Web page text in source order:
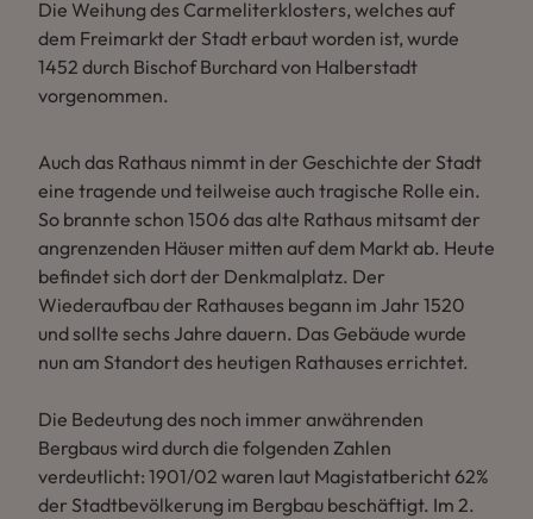
Die Weihung des Carmeliterklosters, welches auf
dem Freimarkt der Stadt erbaut worden ist, wurde
1452 durch Bischof Burchard von Halberstadt
vorgenommen.
Auch das Rathaus nimmt in der Geschichte der Stadt
eine tragende und teilweise auch tragische Rolle ein.
So brannte schon 1506 das alte Rathaus mitsamt der
angrenzenden Häuser mitten auf dem Markt ab. Heute
befindet sich dort der Denkmalplatz. Der
Wiederaufbau der Rathauses begann im Jahr 1520
und sollte sechs Jahre dauern. Das Gebäude wurde
nun am Standort des heutigen Rathauses errichtet.
Die Bedeutung des noch immer anwährenden
Bergbaus wird durch die folgenden Zahlen
verdeutlicht: 1901/02 waren laut Magistatbericht 62%
der Stadtbevölkerung im Bergbau beschäftigt. Im 2.